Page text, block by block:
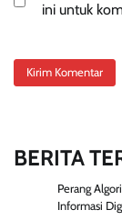
ini untuk
BERITA
Perang
Informasi